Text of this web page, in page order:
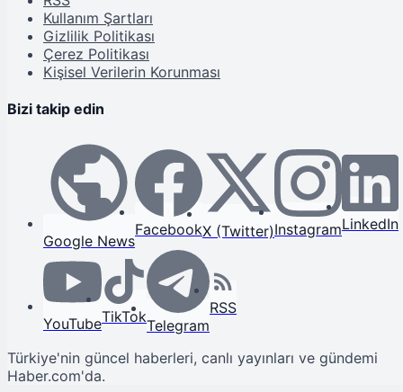
Kullanım Şartları
Gizlilik Politikası
Çerez Politikası
Kişisel Verilerin Korunması
Bizi takip edin
Google News
FacebookX (Twitter)InstagramLinkedIn
YouTubeTikTokTelegram
RSS
Türkiye'nin güncel haberleri, canlı yayınları ve gündemi
Haber.com'da.